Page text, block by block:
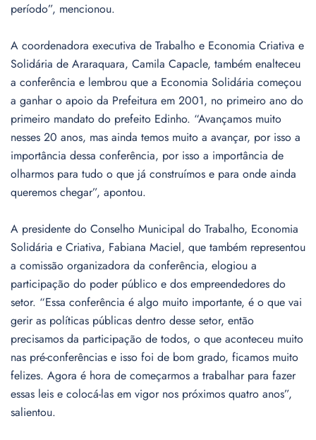
período”, mencionou.
A coordenadora executiva de Trabalho e Economia Criativa e
Solidária de Araraquara, Camila Capacle, também enalteceu
a conferência e lembrou que a Economia Solidária começou
a ganhar o apoio da Prefeitura em 2001, no primeiro ano do
primeiro mandato do prefeito Edinho. “Avançamos muito
nesses 20 anos, mas ainda temos muito a avançar, por isso a
importância dessa conferência, por isso a importância de
olharmos para tudo o que já construímos e para onde ainda
queremos chegar”, apontou.
A presidente do Conselho Municipal do Trabalho, Economia
Solidária e Criativa, Fabiana Maciel, que também representou
a comissão organizadora da conferência, elogiou a
participação do poder público e dos empreendedores do
setor. “Essa conferência é algo muito importante, é o que vai
gerir as políticas públicas dentro desse setor, então
precisamos da participação de todos, o que aconteceu muito
nas pré-conferências e isso foi de bom grado, ficamos muito
felizes. Agora é hora de começarmos a trabalhar para fazer
essas leis e colocá-las em vigor nos próximos quatro anos”,
salientou.